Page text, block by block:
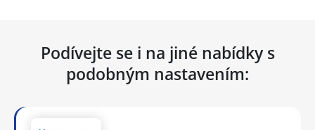
Podívejte se i na jiné nabídky s
podobným nastavením: